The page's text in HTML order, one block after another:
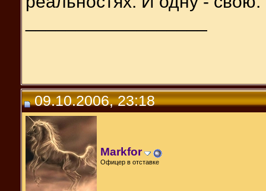
09.10.2006, 23:18
Markfor
Офицер в отставке